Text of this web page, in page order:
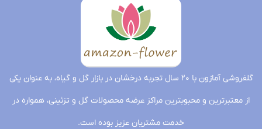
گلفروشی آمازون با ۲۰ سال تجربه درخشان در بازار گل و گیاه، به عنوان یکی
از معتبرترین و محبوبترین مراکز عرضه محصولات گل و تزئینی، همواره در
خدمت مشتریان عزیز بوده است.